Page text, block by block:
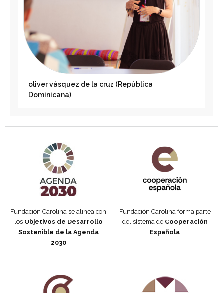
oliver vásquez de la cruz (República
Dominicana)
Fundación Carolina se alinea con
los Objetivos de Desarrollo
Sostenible de la Agenda
2030
Fundación Carolina forma parte
del sistema de Cooperación
Española